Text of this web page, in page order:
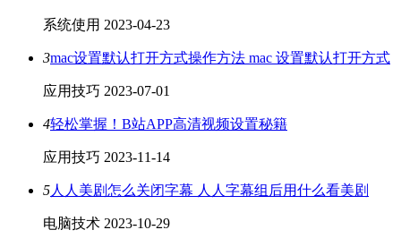
系统使用 2023-04-23
3mac设置默认打开方式操作方法 mac 设置默认打开方式
应用技巧 2023-07-01
4轻松掌握！B站APP高清视频设置秘籍
应用技巧 2023-11-14
5人人美剧怎么关闭字幕 人人字幕组后用什么看美剧
电脑技术 2023-10-29